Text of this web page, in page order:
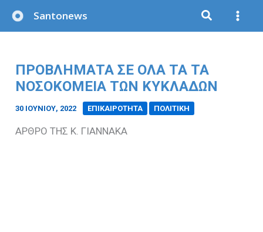
στο
Santonews
ΠΡΟΒΛΗΜΑΤΑ ΣΕ ΟΛΑ ΤΑ ΤΑ
ΝΟΣΟΚΟΜΕΙΑ ΤΩΝ ΚΥΚΛΑΔΩΝ
30 ΙΟΥΝΊΟΥ, 2022 ΕΠΙΚΑΙΡΟΤΗΤΑ ΠΟΛΙΤΙΚΗ
ΑΡΘΡΟ ΤΗΣ Κ. ΓΙΑΝΝΑΚΑ